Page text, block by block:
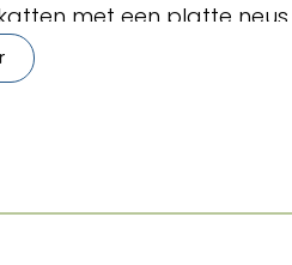
met een platte neus